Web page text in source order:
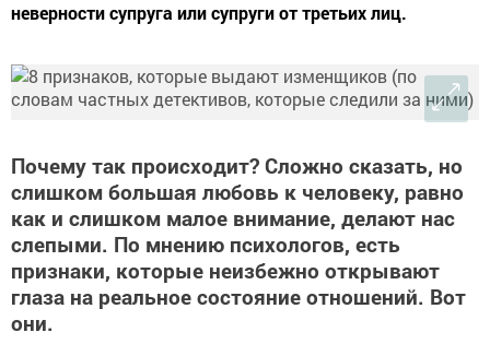
неверности супруга или супруги от третьих лиц.
Почему так происходит? Сложно сказать, но
слишком большая любовь к человеку, равно
как и слишком малое внимание, делают нас
слепыми. По мнению психологов, есть
признаки, которые неизбежно открывают
глаза на реальное состояние отношений. Вот
они.